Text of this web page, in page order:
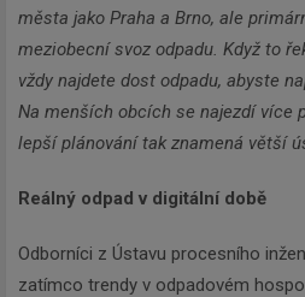
města jako Praha a Brno, ale
meziobecní svoz odpadu. Když to
vždy najdete dost odpadu, abyste
Na menších obcích se najezdí více
lepší plánování tak znamená větší
Reálný odpad v digitální době
Odborníci z Ústavu procesního
zatímco trendy v odpadovém